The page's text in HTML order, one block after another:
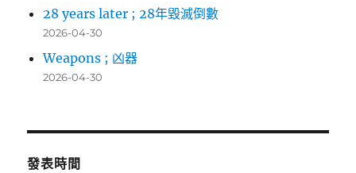
28 years later ; 28年毀滅倒數
2026-04-30
Weapons ; 凶器
2026-04-30
發表時間